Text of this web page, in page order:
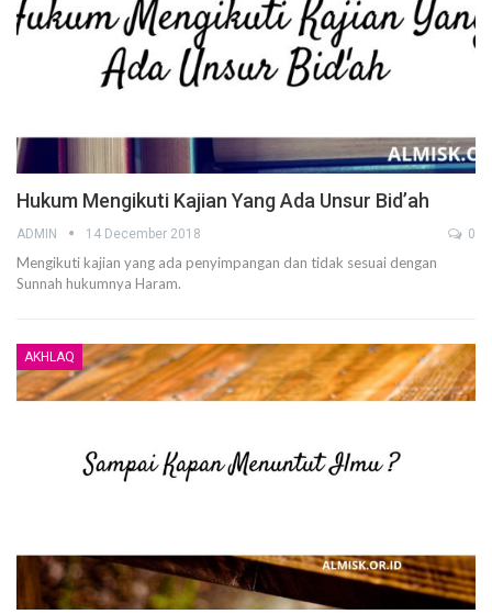
Hukum Mengikuti Kajian Yang Ada Unsur Bid’ah
ADMIN 14 December 2018 0
Mengikuti kajian yang ada penyimpangan dan tidak sesuai dengan
Sunnah hukumnya Haram.
AKHLAQ